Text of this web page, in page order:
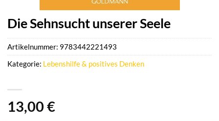
Die Sehnsucht unserer Seele
13,00 €
Artikelnummer: 9783442221493
Kategorie: Lebenshilfe & positives Denken